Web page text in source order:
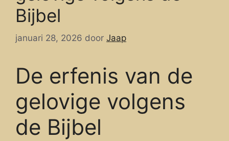
Bijbel
januari 28, 2026 door Jaap
De erfenis van de
gelovige volgens
de Bijbel